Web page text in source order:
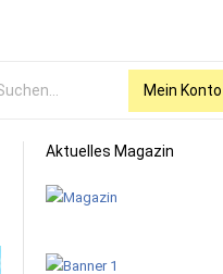
Mein Konto
Aktuelles Magazin